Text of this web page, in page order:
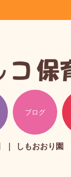
ブログ
しもおおり園